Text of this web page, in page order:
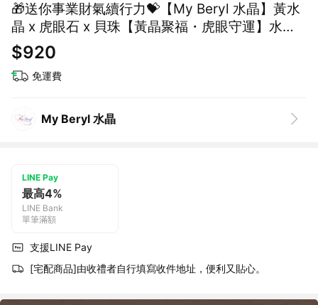
🎁送你事業財氣續行力💝【My Beryl 水晶】黃水
晶 x 虎眼石 x 貝珠【黃晶聚福・虎眼守運】水晶
手鍊 #招財聚氣 #事業能量 #穩定氣場 #好運加持
#生日禮物 #送禮推薦
$920
免運費
My Beryl 水晶
LINE Pay
最高4%
LINE Bank
單筆滿額
支援LINE Pay
[宅配商品]由收禮者自行填寫收件地址，便利又貼心。